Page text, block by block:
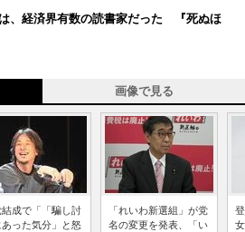
、経済界有数の読書家だった 『死ぬほ
画像で見る
成で「「騙し討
あった気分」と怒
「れいわ新選組」が党
名の変更を発表、「い